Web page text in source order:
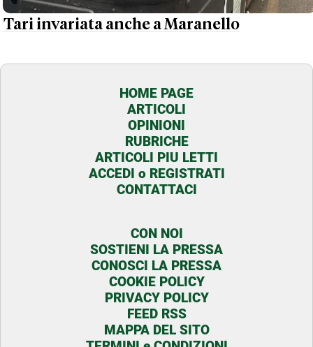
Tari invariata anche a Maranello
HOME PAGE
ARTICOLI
OPINIONI
RUBRICHE
ARTICOLI PIU LETTI
ACCEDI o REGISTRATI
CONTATTACI
CON NOI
SOSTIENI LA PRESSA
CONOSCI LA PRESSA
COOKIE POLICY
PRIVACY POLICY
FEED RSS
MAPPA DEL SITO